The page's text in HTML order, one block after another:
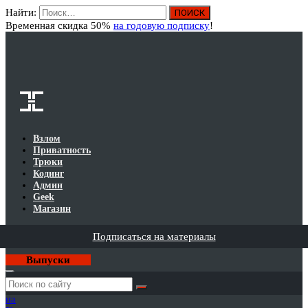
Найти:
Временная скидка 50% на годовую подписку!
Взлом
Приватность
Трюки
Кодинг
Админ
Geek
Магазин
Подписаться на материалы
Выпуски
Годовая
подписка
на